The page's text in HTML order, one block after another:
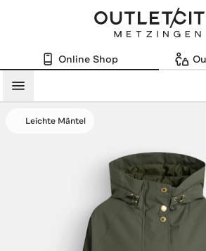
Online Shop
Menü
Leichte Mäntel